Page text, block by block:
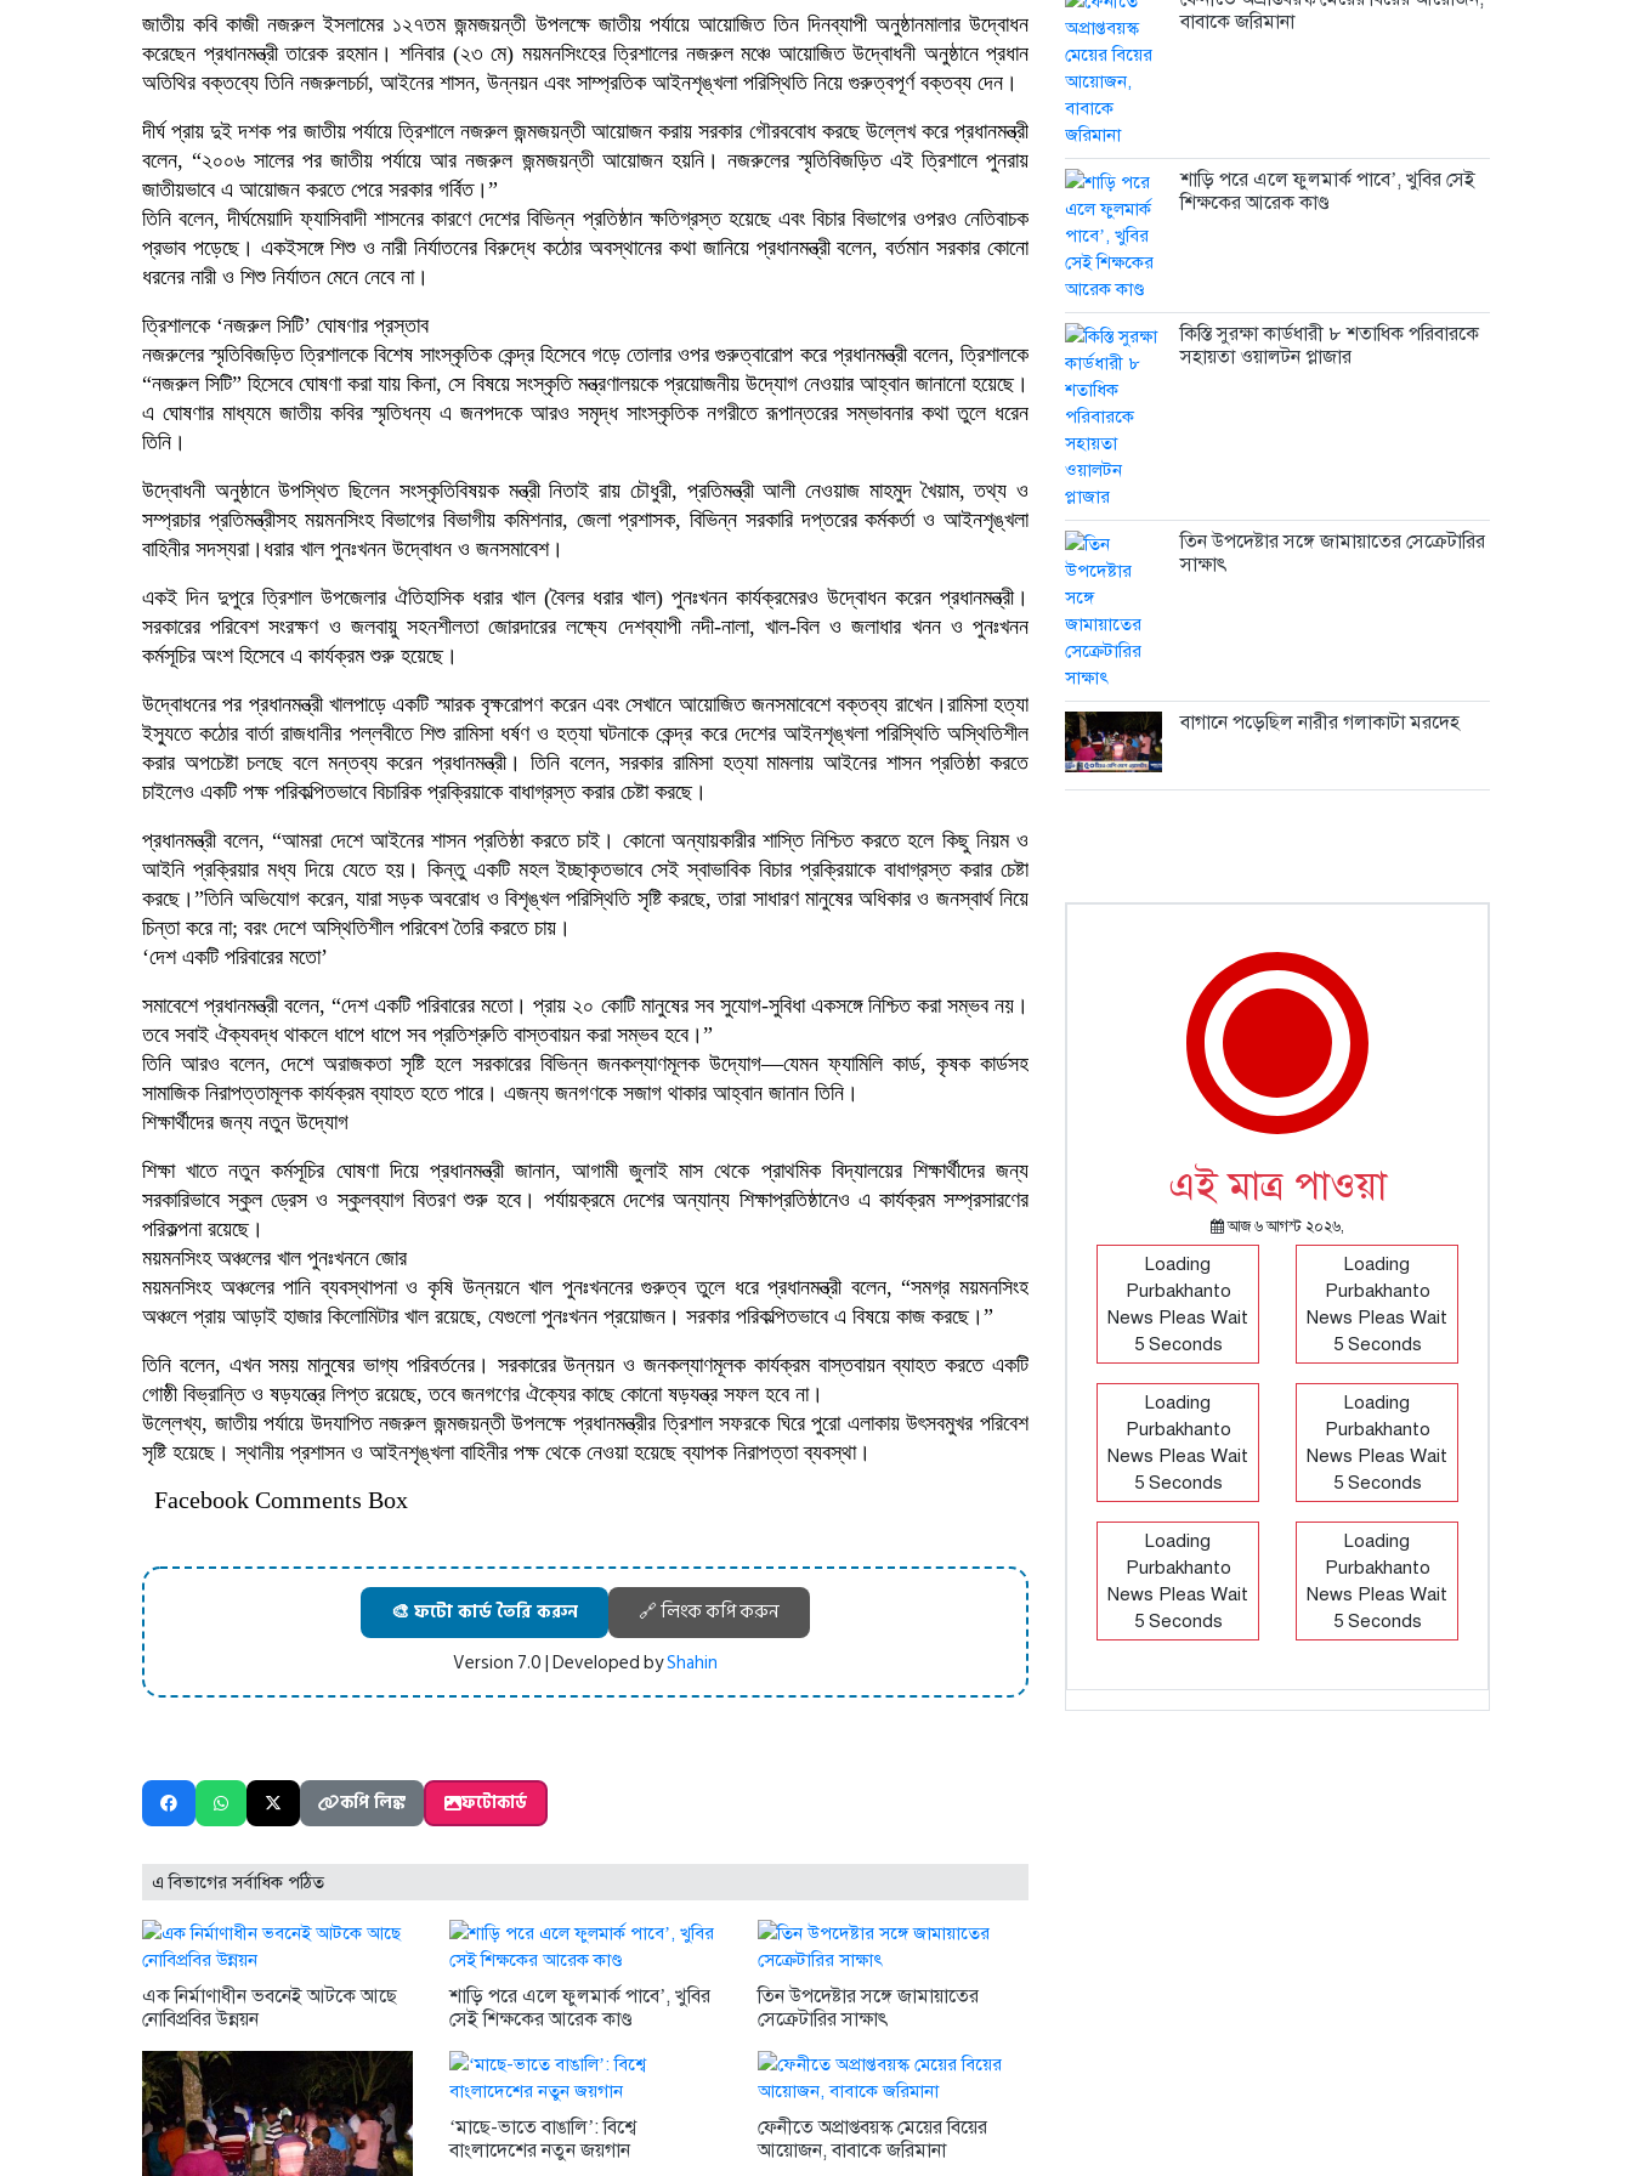
জাতীয় কবি কাজী নজরুল ইসলামের ১২৭তম জন্মজয়ন্তী উপলক্ষে জাতীয় পর্যায়ে আয়োজিত তিন দিনব্যাপী অনুষ্ঠানমালার উদ্বোধন
করেছেন প্রধানমন্ত্রী তারেক রহমান। শনিবার (২৩ মে) ময়মনসিংহের ত্রিশালের নজরুল মঞ্চে আয়োজিত উদ্বোধনী অনুষ্ঠানে প্রধান
অতিথির বক্তব্যে তিনি নজরুলচর্চা, আইনের শাসন, উন্নয়ন এবং সাম্প্রতিক আইনশৃঙ্খলা পরিস্থিতি নিয়ে গুরুত্বপূর্ণ বক্তব্য দেন।
দীর্ঘ প্রায় দুই দশক পর জাতীয় পর্যায়ে ত্রিশালে নজরুল জন্মজয়ন্তী আয়োজন করায় সরকার গৌরববোধ করছে উল্লেখ করে প্রধানমন্ত্রী
বলেন, “২০০৬ সালের পর জাতীয় পর্যায়ে আর নজরুল জন্মজয়ন্তী আয়োজন হয়নি। নজরুলের স্মৃতিবিজড়িত এই ত্রিশালে পুনরায়
জাতীয়ভাবে এ আয়োজন করতে পেরে সরকার গর্বিত।”
তিনি বলেন, দীর্ঘমেয়াদি ফ্যাসিবাদী শাসনের কারণে দেশের বিভিন্ন প্রতিষ্ঠান ক্ষতিগ্রস্ত হয়েছে এবং বিচার বিভাগের ওপরও নেতিবাচক
প্রভাব পড়েছে। একইসঙ্গে শিশু ও নারী নির্যাতনের বিরুদ্ধে কঠোর অবস্থানের কথা জানিয়ে প্রধানমন্ত্রী বলেন, বর্তমান সরকার কোনো
ধরনের নারী ও শিশু নির্যাতন মেনে নেবে না।
ত্রিশালকে ‘নজরুল সিটি’ ঘোষণার প্রস্তাব
নজরুলের স্মৃতিবিজড়িত ত্রিশালকে বিশেষ সাংস্কৃতিক কেন্দ্র হিসেবে গড়ে তোলার ওপর গুরুত্বারোপ করে প্রধানমন্ত্রী বলেন, ত্রিশালকে
“নজরুল সিটি” হিসেবে ঘোষণা করা যায় কিনা, সে বিষয়ে সংস্কৃতি মন্ত্রণালয়কে প্রয়োজনীয় উদ্যোগ নেওয়ার আহ্বান জানানো হয়েছে।
এ ঘোষণার মাধ্যমে জাতীয় কবির স্মৃতিধন্য এ জনপদকে আরও সমৃদ্ধ সাংস্কৃতিক নগরীতে রূপান্তরের সম্ভাবনার কথা তুলে ধরেন
তিনি।
উদ্বোধনী অনুষ্ঠানে উপস্থিত ছিলেন সংস্কৃতিবিষয়ক মন্ত্রী নিতাই রায় চৌধুরী, প্রতিমন্ত্রী আলী নেওয়াজ মাহমুদ খৈয়াম, তথ্য ও
সম্প্রচার প্রতিমন্ত্রীসহ ময়মনসিংহ বিভাগের বিভাগীয় কমিশনার, জেলা প্রশাসক, বিভিন্ন সরকারি দপ্তরের কর্মকর্তা ও আইনশৃঙ্খলা
বাহিনীর সদস্যরা।ধরার খাল পুনঃখনন উদ্বোধন ও জনসমাবেশ।
একই দিন দুপুরে ত্রিশাল উপজেলার ঐতিহাসিক ধরার খাল (বৈলর ধরার খাল) পুনঃখনন কার্যক্রমেরও উদ্বোধন করেন প্রধানমন্ত্রী।
সরকারের পরিবেশ সংরক্ষণ ও জলবায়ু সহনশীলতা জোরদারের লক্ষ্যে দেশব্যাপী নদী-নালা, খাল-বিল ও জলাধার খনন ও পুনঃখনন
কর্মসূচির অংশ হিসেবে এ কার্যক্রম শুরু হয়েছে।
উদ্বোধনের পর প্রধানমন্ত্রী খালপাড়ে একটি স্মারক বৃক্ষরোপণ করেন এবং সেখানে আয়োজিত জনসমাবেশে বক্তব্য রাখেন।রামিসা হত্যা
ইস্যুতে কঠোর বার্তা রাজধানীর পল্লবীতে শিশু রামিসা ধর্ষণ ও হত্যা ঘটনাকে কেন্দ্র করে দেশের আইনশৃঙ্খলা পরিস্থিতি অস্থিতিশীল
করার অপচেষ্টা চলছে বলে মন্তব্য করেন প্রধানমন্ত্রী। তিনি বলেন, সরকার রামিসা হত্যা মামলায় আইনের শাসন প্রতিষ্ঠা করতে
চাইলেও একটি পক্ষ পরিকল্পিতভাবে বিচারিক প্রক্রিয়াকে বাধাগ্রস্ত করার চেষ্টা করছে।
প্রধানমন্ত্রী বলেন, “আমরা দেশে আইনের শাসন প্রতিষ্ঠা করতে চাই। কোনো অন্যায়কারীর শাস্তি নিশ্চিত করতে হলে কিছু নিয়ম ও
আইনি প্রক্রিয়ার মধ্য দিয়ে যেতে হয়। কিন্তু একটি মহল ইচ্ছাকৃতভাবে সেই স্বাভাবিক বিচার প্রক্রিয়াকে বাধাগ্রস্ত করার চেষ্টা
করছে।”তিনি অভিযোগ করেন, যারা সড়ক অবরোধ ও বিশৃঙ্খল পরিস্থিতি সৃষ্টি করছে, তারা সাধারণ মানুষের অধিকার ও জনস্বার্থ নিয়ে
চিন্তা করে না; বরং দেশে অস্থিতিশীল পরিবেশ তৈরি করতে চায়।
‘দেশ একটি পরিবারের মতো’
সমাবেশে প্রধানমন্ত্রী বলেন, “দেশ একটি পরিবারের মতো। প্রায় ২০ কোটি মানুষের সব সুযোগ-সুবিধা একসঙ্গে নিশ্চিত করা সম্ভব নয়।
তবে সবাই ঐক্যবদ্ধ থাকলে ধাপে ধাপে সব প্রতিশ্রুতি বাস্তবায়ন করা সম্ভব হবে।”
তিনি আরও বলেন, দেশে অরাজকতা সৃষ্টি হলে সরকারের বিভিন্ন জনকল্যাণমূলক উদ্যোগ—যেমন ফ্যামিলি কার্ড, কৃষক কার্ডসহ
সামাজিক নিরাপত্তামূলক কার্যক্রম ব্যাহত হতে পারে। এজন্য জনগণকে সজাগ থাকার আহ্বান জানান তিনি।
শিক্ষার্থীদের জন্য নতুন উদ্যোগ
শিক্ষা খাতে নতুন কর্মসূচির ঘোষণা দিয়ে প্রধানমন্ত্রী জানান, আগামী জুলাই মাস থেকে প্রাথমিক বিদ্যালয়ের শিক্ষার্থীদের জন্য
সরকারিভাবে স্কুল ড্রেস ও স্কুলব্যাগ বিতরণ শুরু হবে। পর্যায়ক্রমে দেশের অন্যান্য শিক্ষাপ্রতিষ্ঠানেও এ কার্যক্রম সম্প্রসারণের
পরিকল্পনা রয়েছে।
ময়মনসিংহ অঞ্চলের খাল পুনঃখননে জোর
ময়মনসিংহ অঞ্চলের পানি ব্যবস্থাপনা ও কৃষি উন্নয়নে খাল পুনঃখননের গুরুত্ব তুলে ধরে প্রধানমন্ত্রী বলেন, “সমগ্র ময়মনসিংহ
অঞ্চলে প্রায় আড়াই হাজার কিলোমিটার খাল রয়েছে, যেগুলো পুনঃখনন প্রয়োজন। সরকার পরিকল্পিতভাবে এ বিষয়ে কাজ করছে।”
তিনি বলেন, এখন সময় মানুষের ভাগ্য পরিবর্তনের। সরকারের উন্নয়ন ও জনকল্যাণমূলক কার্যক্রম বাস্তবায়ন ব্যাহত করতে একটি
গোষ্ঠী বিভ্রান্তি ও ষড়যন্ত্রে লিপ্ত রয়েছে, তবে জনগণের ঐক্যের কাছে কোনো ষড়যন্ত্র সফল হবে না।
উল্লেখ্য, জাতীয় পর্যায়ে উদযাপিত নজরুল জন্মজয়ন্তী উপলক্ষে প্রধানমন্ত্রীর ত্রিশাল সফরকে ঘিরে পুরো এলাকায় উৎসবমুখর পরিবেশ
সৃষ্টি হয়েছে। স্থানীয় প্রশাসন ও আইনশৃঙ্খলা বাহিনীর পক্ষ থেকে নেওয়া হয়েছে ব্যাপক নিরাপত্তা ব্যবস্থা।
Facebook Comments Box
🎨 ফটো কার্ড তৈরি করুন
🔗 লিংক কপি করুন
Version 7.0 | Developed byShahin
কপি লিঙ্ক ফটোকার্ড
এ বিভাগের সর্বাধিক পঠিত
এক নির্মাণাধীন ভবনেই আটকে আছে
নোবিপ্রবির উন্নয়ন
শাড়ি পরে এলে ফুলমার্ক পাবে’, খুবির
সেই শিক্ষকের আরেক কাণ্ড
তিন উপদেষ্টার সঙ্গে জামায়াতের
সেক্রেটারির সাক্ষাৎ
‘মাছে-ভাতে বাঙালি’: বিশ্বে
বাংলাদেশের নতুন জয়গান
ফেনীতে অপ্রাপ্তবয়স্ক মেয়ের বিয়ের
আয়োজন, বাবাকে জরিমানা
বাবাকে জরিমানা
শাড়ি পরে এলে ফুলমার্ক পাবে’, খুবির সেই
শিক্ষকের আরেক কাণ্ড
কিস্তি সুরক্ষা কার্ডধারী ৮ শতাধিক পরিবারকে
সহায়তা ওয়ালটন প্লাজার
তিন উপদেষ্টার সঙ্গে জামায়াতের সেক্রেটারির
সাক্ষাৎ
বাগানে পড়েছিল নারীর গলাকাটা মরদেহ
এই মাত্র পাওয়া
আজ ৬ আগস্ট ২০২৬,
Loading
Purbakhanto
News Pleas Wait
5 Seconds
Loading
Purbakhanto
News Pleas Wait
5 Seconds
Loading
Purbakhanto
News Pleas Wait
5 Seconds
Loading
Purbakhanto
News Pleas Wait
5 Seconds
Loading
Purbakhanto
News Pleas Wait
5 Seconds
Loading
Purbakhanto
News Pleas Wait
5 Seconds